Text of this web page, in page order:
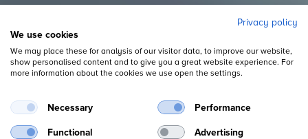
Mentions légales
Privacy policy
We use cookies
We may place these for analysis of our visitor data, to improve our website,
show personalised content and to give you a great website experience. For
more information about the cookies we use open the settings.
Necessary Performance
Functional Advertising